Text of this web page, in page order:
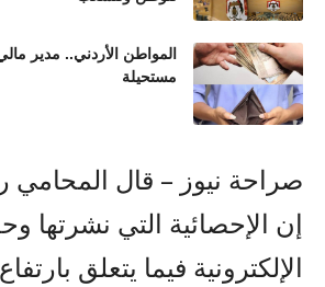
المواطن الأردني.. مدير مالي
مستحيلة
صراحة نيوز – قال المحامي
إن الإحصائية التي نشرتها
الإلكترونية فيما يتعلق